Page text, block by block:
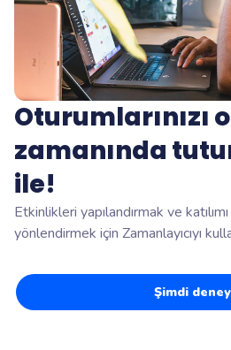
Oturumlarınızı
zamanında
ile!
Etkinlikleri yapılandırmak ve
yönlendirmek için Zamanlayıcıyı
Şimdi